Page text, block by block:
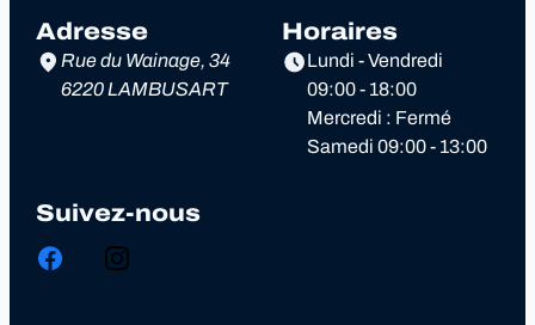
Adresse
Rue du Wainage, 34
6220 LAMBUSART
Horaires
Lundi - Vendredi
09:00 - 18:00
Mercredi : Fermé
Samedi 09:00 - 13:00
Suivez-nous